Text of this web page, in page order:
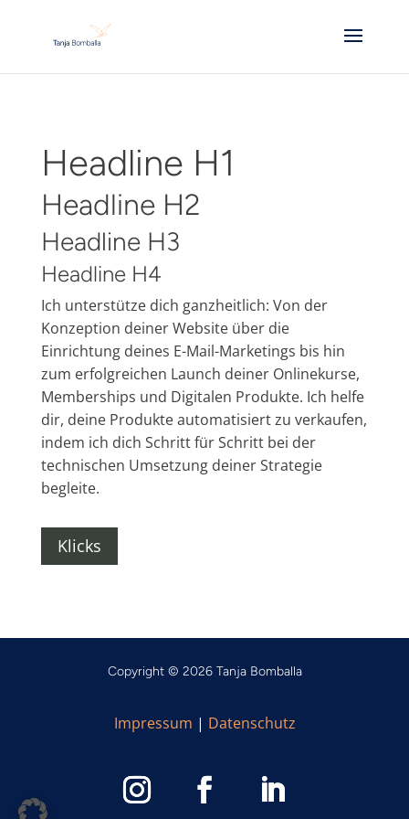
Headline H1
Headline H2
Headline H3
Headline H4
Ich unterstütze dich ganzheitlich: Von der
Konzeption deiner Website über die
Einrichtung deines E-Mail-Marketings bis hin
zum erfolgreichen Launch deiner Onlinekurse,
Memberships und Digitalen Produkte. Ich helfe
dir, deine Produkte automatisiert zu verkaufen,
indem ich dich Schritt für Schritt bei der
technischen Umsetzung deiner Strategie
begleite.
Klicks
Copyright © 2026 Tanja Bomballa
Impressum | Datenschutz